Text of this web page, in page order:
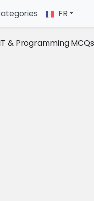
FR
IT & Programming MCQs